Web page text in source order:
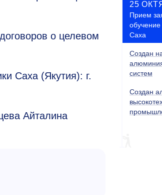
о целевом
Саха (Якутия): г.
Айталина
25
Прием
обучение
Саха
Создан
систем
Создан